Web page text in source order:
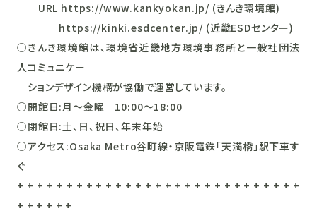
URL https://www.kankyokan.jp/ (きんき環境館)
https://kinki.esdcenter.jp/ (近畿ESDセンター)
○きんき環境館は、環境省近畿地方環境事務所と一般社団法
人コミュニケー
ションデザイン機構が協働で運営しています。
○開館日:月～金曜 10:00～18:00
○閉館日:土、日、祝日、年末年始
○アクセス:Osaka Metro谷町線・京阪電鉄「天満橋」駅下車す
ぐ
+ + + + + + + + + + + + + + + + + + + + + + + + + + + + +
+ + + + + +